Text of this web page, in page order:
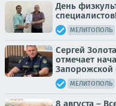
День
специалистов!
МЕЛИТОПОЛЬ
Сергей
отмечает
Запорожской
МЕЛИТОПОЛЬ
8 августа –